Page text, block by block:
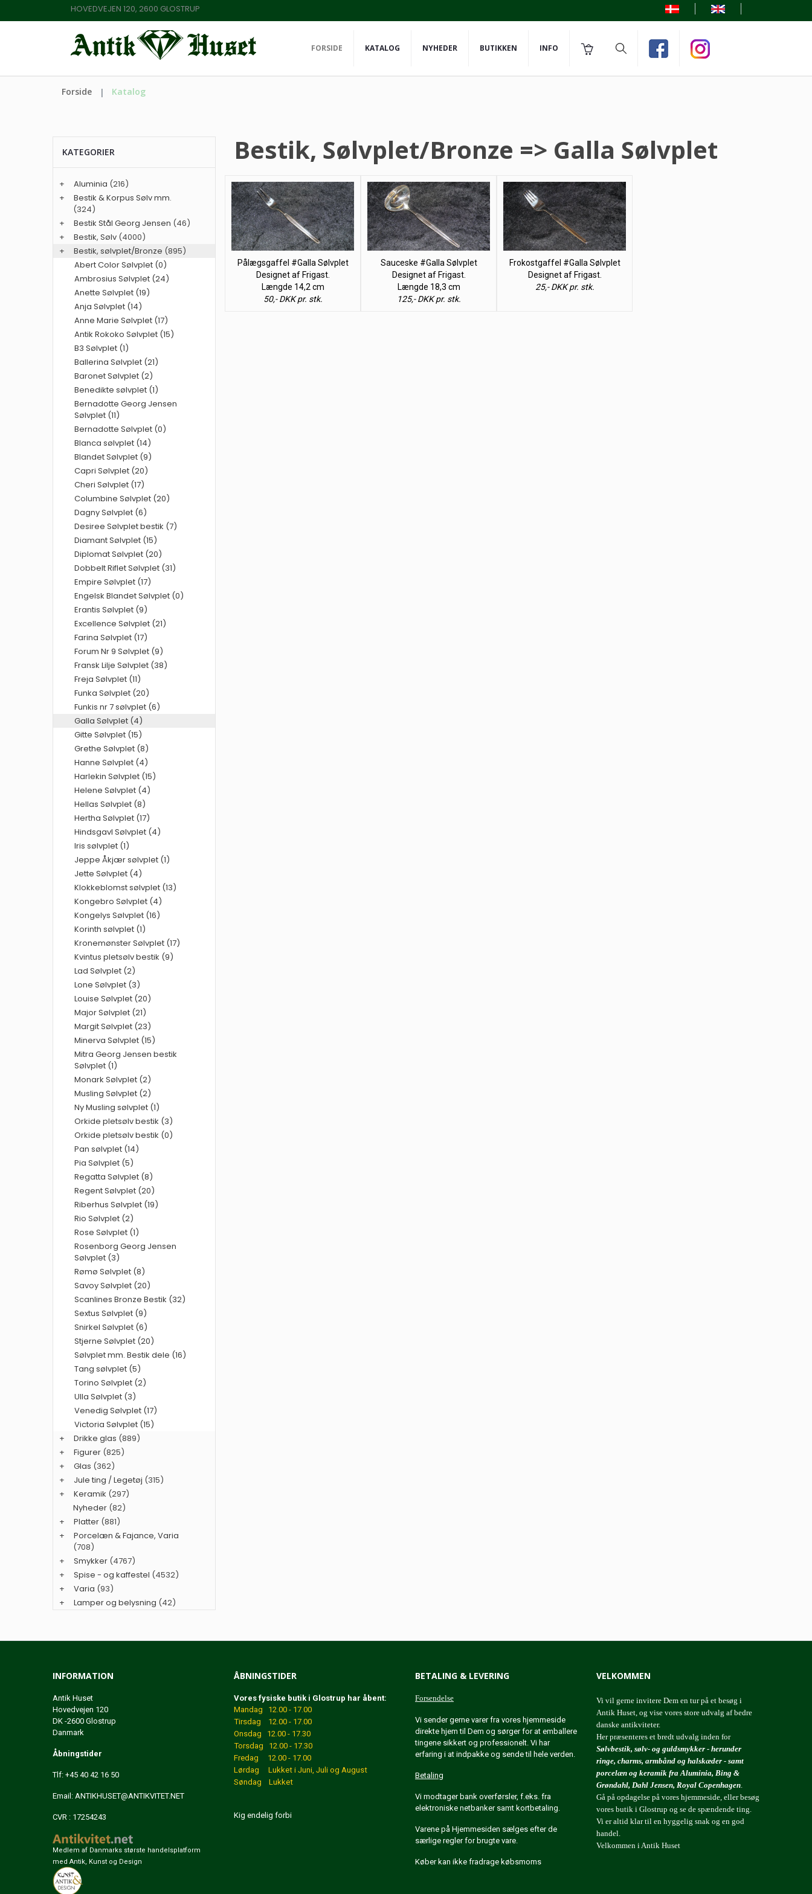
HOVEDVEJEN 120, 2600 GLOSTRUP
FORSIDE KATALOG NYHEDER BUTIKKEN INFO
Forside Katalog
Bestik, Sølvplet/Bronze => Galla Sølvplet
Pålægsgaffel #Galla Sølvplet
Designet af Frigast.
Længde 14,2 cm
50,- DKK pr. stk.
Sauceske #Galla Sølvplet
Designet af Frigast.
Længde 18,3 cm
125,- DKK pr. stk.
Frokostgaffel #Galla Sølvplet
Designet af Frigast.
25,- DKK pr. stk.
KATEGORIER
+ Aluminia (216)
+
Bestik & Korpus Sølv mm.
(324)
+
Bestik Stål Georg Jensen (46)
+
Bestik, Sølv (4000)
+
Bestik, sølvplet/Bronze (895)
Abert Color Sølvplet (0)
Ambrosius Sølvplet (24)
Anette Sølvplet (19)
Anja Sølvplet (14)
Anne Marie Sølvplet (17)
Antik Rokoko Sølvplet (15)
B3 Sølvplet (1)
Ballerina Sølvplet (21)
Baronet Sølvplet (2)
Benedikte sølvplet (1)
Bernadotte Georg Jensen
Sølvplet (11)
Bernadotte Sølvplet (0)
Blanca sølvplet (14)
Blandet Sølvplet (9)
Capri Sølvplet (20)
Cheri Sølvplet (17)
Columbine Sølvplet (20)
Dagny Sølvplet (6)
Desiree Sølvplet bestik (7)
Diamant Sølvplet (15)
Diplomat Sølvplet (20)
Dobbelt Riflet Sølvplet (31)
Empire Sølvplet (17)
Engelsk Blandet Sølvplet (0)
Erantis Sølvplet (9)
Excellence Sølvplet (21)
Farina Sølvplet (17)
Forum Nr 9 Sølvplet (9)
Fransk Lilje Sølvplet (38)
Freja Sølvplet (11)
Funka Sølvplet (20)
Funkis nr 7 sølvplet (6)
Galla Sølvplet (4)
Gitte Sølvplet (15)
Grethe Sølvplet (8)
Hanne Sølvplet (4)
Harlekin Sølvplet (15)
Helene Sølvplet (4)
Hellas Sølvplet (8)
Hertha Sølvplet (17)
Hindsgavl Sølvplet (4)
Iris sølvplet (1)
Jeppe Åkjær sølvplet (1)
Jette Sølvplet (4)
Klokkeblomst sølvplet (13)
Kongebro Sølvplet (4)
Kongelys Sølvplet (16)
Korinth sølvplet (1)
Kronemønster Sølvplet (17)
Kvintus pletsølv bestik (9)
Lad Sølvplet (2)
Lone Sølvplet (3)
Louise Sølvplet (20)
Major Sølvplet (21)
Margit Sølvplet (23)
Minerva Sølvplet (15)
Mitra Georg Jensen bestik
Sølvplet (1)
Monark Sølvplet (2)
Musling Sølvplet (2)
Ny Musling sølvplet (1)
Orkide pletsølv bestik (3)
Orkide pletsølv bestik (0)
Pan sølvplet (14)
Pia Sølvplet (5)
Regatta Sølvplet (8)
Regent Sølvplet (20)
Riberhus Sølvplet (19)
Rio Sølvplet (2)
Rose Sølvplet (1)
Rosenborg Georg Jensen
Sølvplet (3)
Rømø Sølvplet (8)
Savoy Sølvplet (20)
Scanlines Bronze Bestik (32)
Sextus Sølvplet (9)
Snirkel Sølvplet (6)
Stjerne Sølvplet (20)
Sølvplet mm. Bestik dele (16)
Tang sølvplet (5)
Torino Sølvplet (2)
Ulla Sølvplet (3)
Venedig Sølvplet (17)
Victoria Sølvplet (15)
+
Drikke glas (889)
+
Figurer (825)
+
Glas (362)
+
Jule ting / Legetøj (315)
+
Keramik (297)
Nyheder (82)
+
Platter (881)
+
Porcelæn & Fajance, Varia
(708)
+
Smykker (4767)
+
Spise - og kaffestel (4532)
+
Varia (93)
+
Lamper og belysning (42)
INFORMATION
Antik Huset
Hovedvejen 120
DK -2600 Glostrup
Danmark
Åbningstider
Tlf: +45 40 42 16 50
Email: ANTIKHUSET@ANTIKVITET.NET
CVR : 17254243
Medlem af Danmarks største handelsplatform
med Antik, Kunst og Design
ÅBNINGSTIDER
Vores fysiske butik i Glostrup har åbent:
Mandag 12.00 - 17.00
Tirsdag 12.00 - 17.00
Onsdag 12.00 - 17.30
Torsdag 12.00 - 17.30
Fredag 12.00 - 17.00
Lørdag Lukket i Juni, Juli og August
Søndag Lukket
Kig endelig forbi
BETALING & LEVERING
Forsendelse
Vi sender gerne varer fra vores hjemmeside
direkte hjem til Dem og sørger for at emballere
tingene sikkert og professionelt. Vi har
erfaring i at indpakke og sende til hele verden.
Betaling
Vi modtager bank overførsler, f.eks. fra
elektroniske netbanker samt kortbetaling.
Varene på Hjemmesiden sælges efter de
særlige regler for brugte vare.
Køber kan ikke fradrage købsmoms
VELKOMMEN
Vi vil gerne invitere Dem en tur på et besøg i
Antik Huset, og vise vores store udvalg af bedre
danske antikviteter.
Her præsenteres et bredt udvalg inden for
Sølvbestik, sølv- og guldsmykker - herunder
ringe, charms, armbånd og halskæder - samt
porcelæn og keramik fra Aluminia, Bing &
Grøndahl, Dahl Jensen, Royal Copenhagen.
Gå på opdagelse på vores hjemmeside, eller besøg
vores butik i Glostrup og se de spændende ting.
Vi er altid klar til en hyggelig snak og en god
handel.
Velkommen i Antik Huset